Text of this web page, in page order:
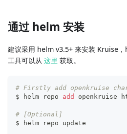
通过 helm 安装
建议采用 helm v3.5+ 来安装 Kruise
工具可以从 这里 获取。
# Firstly add openkruise
$ helm repo add openkruise
# [Optional]
$ helm repo update